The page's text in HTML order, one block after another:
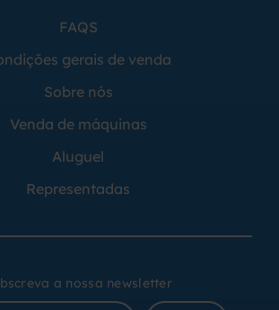
FAQS
gerais de venda
Sobre nós
Venda de máquinas
Aluguel
Representadas
a nossa newsletter